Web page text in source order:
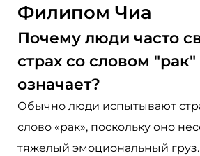
Филипом Чиа
Почему люди часто
страх со словом
означает?
Обычно люди испытывают
слово «рак», поскольку оно
тяжелый эмоциональный